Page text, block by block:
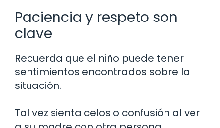
Paciencia y respeto son
clave
Recuerda que el niño puede tener
sentimientos encontrados sobre la
situación.
Tal vez sienta celos o confusión al ver